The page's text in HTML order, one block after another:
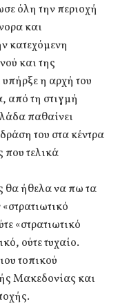
όλη την περιοχή
και
κατεχόμενη
και της
η αρχή του
από τη στιγμή
παθαίνει
του στα κέντρα
που τελικά
θα ήθελα να πω τα
«στρατιωτικό
ούτε τυχαίο.
τοπικού
Μακεδονίας και